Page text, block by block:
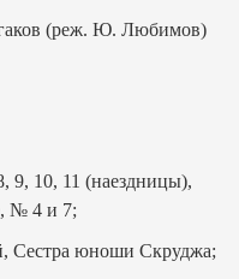
(реж. Ю. Любимов)
10, 11 (наездницы),
№ 4 и 7;
Сестра юноши Скруджа;